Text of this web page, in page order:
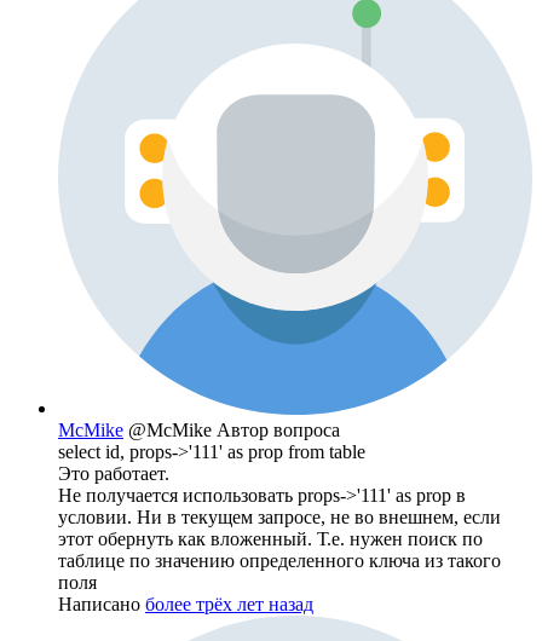
McMike @McMike Автор вопроса
select id, props->'111' as prop from table
Это работает.
Не получается использовать props->'111' as prop в
условии. Ни в текущем запросе, не во внешнем, если
этот обернуть как вложенный. Т.е. нужен поиск по
таблице по значению определенного ключа из такого
поля
Написано более трёх лет назад